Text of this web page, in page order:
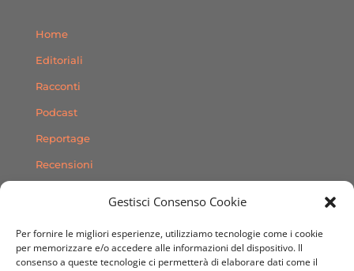
Gestisci Consenso Cookie
Per fornire le migliori esperienze, utilizziamo tecnologie come i cookie
per memorizzare e/o accedere alle informazioni del dispositivo. Il
consenso a queste tecnologie ci permetterà di elaborare dati come il
Home
Editoriali
Racconti
Podcast
Reportage
Recensioni
Contatti